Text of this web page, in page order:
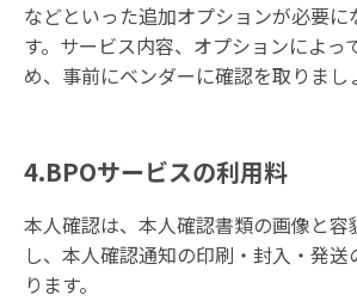
などといった追加オプションが必要に
す。サービス内容、オプションによっ
め、事前にベンダーに確認を取りまし
4.BPOサービスの利用料
本人確認は、本人確認書類の画像と容
し、本人確認通知の印刷・封入・発
ります。